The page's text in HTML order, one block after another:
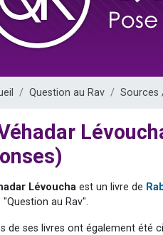
Question au Rav Sources
Lévoucha est un livre de
"Question au Rav".
de ses livres ont également été